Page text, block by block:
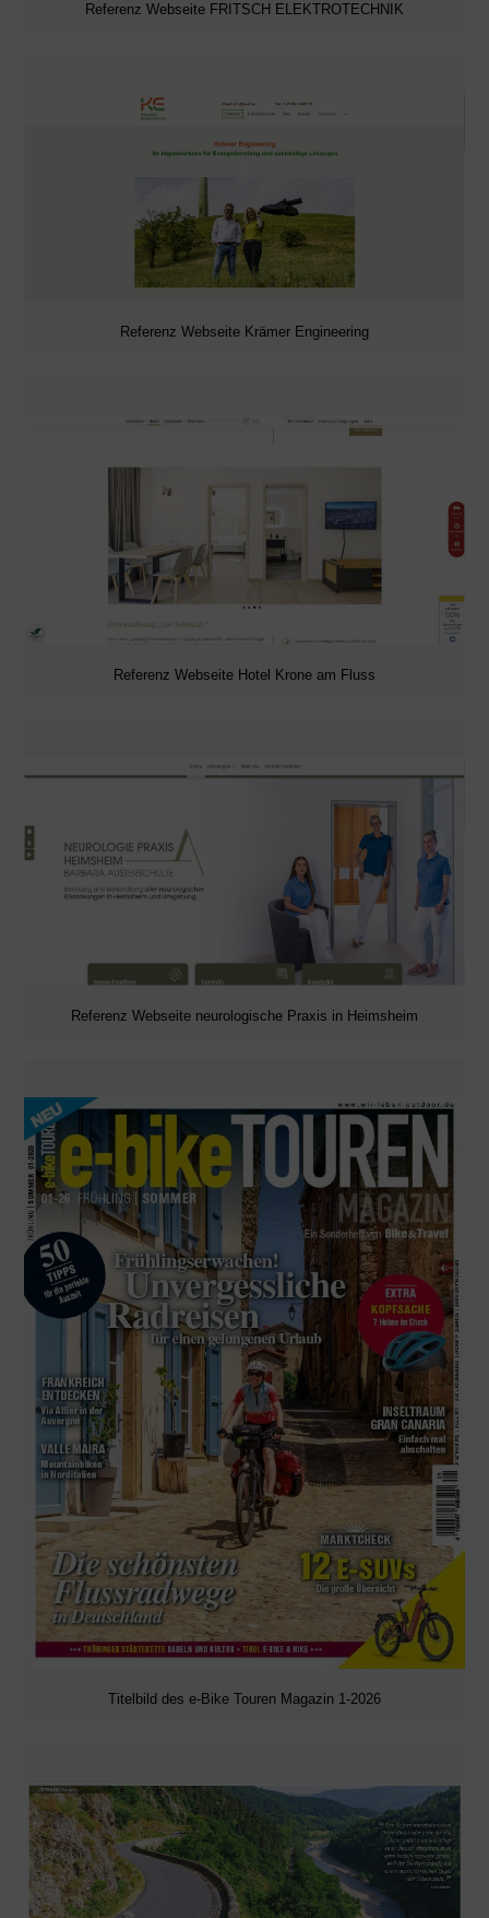
Referenz Webseite FRITSCH ELEKTROTECHNIK
Referenz Webseite Krämer Engineering
Referenz Webseite Hotel Krone am Fluss
Referenz Webseite neurologische Praxis in Heimsheim
Titelbild des e-Bike Touren Magazin 1-2026